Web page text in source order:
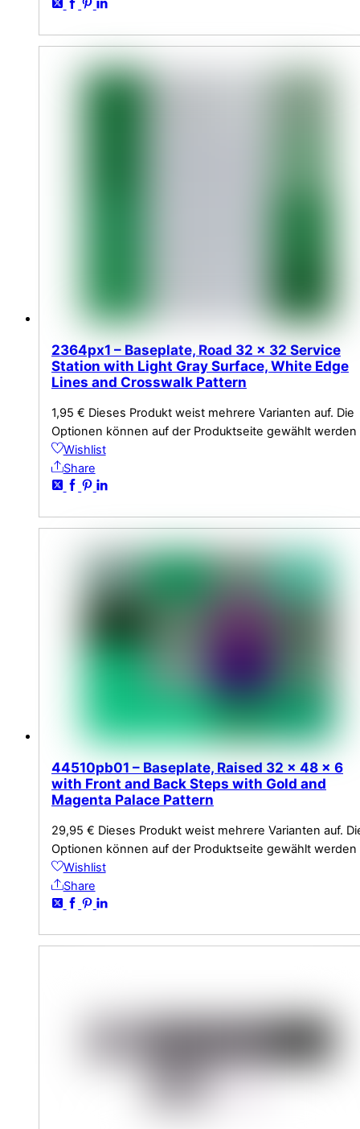
2364px1 – Baseplate, Road 32 x 32 Service
Station with Light Gray Surface, White Edge
Lines and Crosswalk Pattern
1,95 € Dieses Produkt weist mehrere Varianten auf. Die
Optionen können auf der Produktseite gewählt werden
Wishlist
Share
44510pb01 – Baseplate, Raised 32 x 48 x 6
with Front and Back Steps with Gold and
Magenta Palace Pattern
29,95 € Dieses Produkt weist mehrere Varianten auf.
Optionen können auf der Produktseite gewählt werden
Wishlist
Share